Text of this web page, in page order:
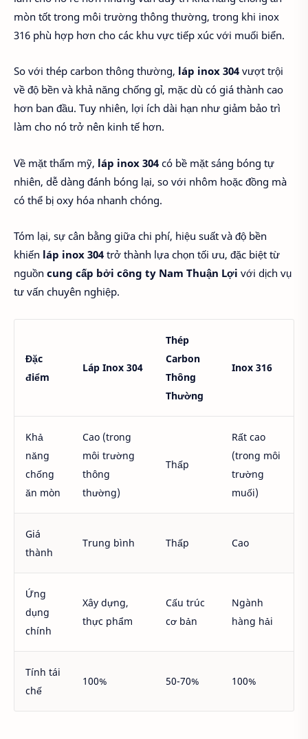
mòn tốt trong môi trường thông thường, trong khi inox
316 phù hợp hơn cho các khu vực tiếp xúc với muối biển.
So với thép carbon thông thường, láp inox 304 vượt trội
về độ bền và khả năng chống gỉ, mặc dù có giá thành cao
hơn ban đầu. Tuy nhiên, lợi ích dài hạn như giảm bảo trì
làm cho nó trở nên kinh tế hơn.
Về mặt thẩm mỹ, láp inox 304 có bề mặt sáng bóng tự
nhiên, dễ dàng đánh bóng lại, so với nhôm hoặc đồng mà
có thể bị oxy hóa nhanh chóng.
Tóm lại, sự cân bằng giữa chi phí, hiệu suất và độ bền
khiến láp inox 304 trở thành lựa chọn tối ưu, đặc biệt từ
nguồn cung cấp bởi công ty Nam Thuận Lợi với dịch vụ
tư vấn chuyên nghiệp.
Đặc
điểm
Láp Inox 304
Thép
Carbon
Thông
Thường
Inox 316
Khả
năng
chống
ăn mòn
Cao (trong
môi trường
thông
thường)
Thấp
Rất cao
(trong môi
trường
muối)
Giá
thành
Trung bình Thấp Cao
Ứng
dụng
chính
Xây dựng,
thực phẩm
Cấu trúc
cơ bản
Ngành
hàng hải
Tính tái
chế
100% 50-70% 100%